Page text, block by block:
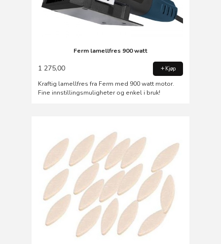
Ferm lamellfres 900 watt
1 275,00 Kjøp
Kraftig lamellfres fra Ferm med 900 watt motor.
Fine innstillingsmuligheter og enkel i bruk!